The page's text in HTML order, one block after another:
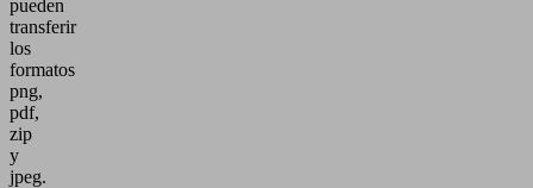
pueden
transferir
los
formatos
png,
pdf,
zip
y
jpeg.